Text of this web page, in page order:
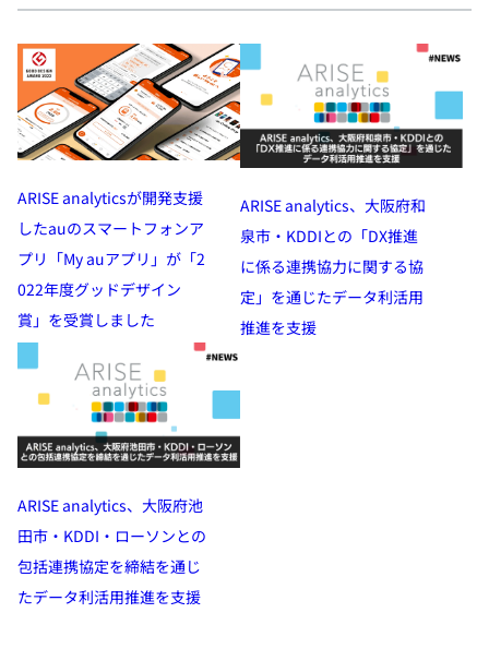
ARISE analyticsが開発支援
したauのスマートフォンア
プリ「My auアプリ」が「2
022年度グッドデザイン
賞」を受賞しました
ARISE analytics、大阪府和
泉市・KDDIとの「DX推進
に係る連携協力に関する協
定」を通じたデータ利活用
推進を支援
ARISE analytics、大阪府池
田市・KDDI・ローソンとの
包括連携協定を締結を通じ
たデータ利活用推進を支援